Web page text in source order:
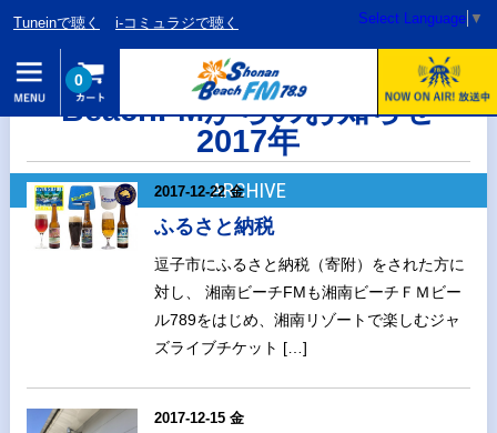
Tuneinで聴く i-コミュラジで聴く Select Language ▼
0
BeachFMからのお知らせ
2017年
ARCHIVE
2017-12-22 金
ふるさと納税
逗子市にふるさと納税（寄附）をされた方に
対し、 湘南ビーチFMも湘南ビーチＦＭビー
ル789をはじめ、湘南リゾートで楽しむジャ
ズライブチケット […]
2017-12-15 金